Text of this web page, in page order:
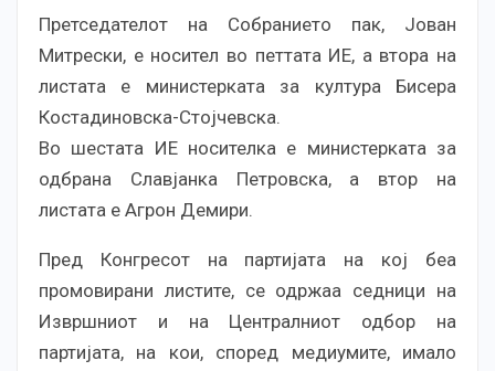
Претседателот на Собранието пак, Јован
Митрески, е носител во петтата ИЕ, а втора на
листата е министерката за култура Бисера
Костадиновска-Стојчевска.
Во шестата ИЕ носителка е министерката за
одбрана Славјанка Петровска, а втор на
листата е Агрон Демири.
Пред Конгресот на партијата на кој беа
промовирани листите, се одржаа седници на
Извршниот и на Централниот одбор на
партијата, на кои, според медиумите, имало